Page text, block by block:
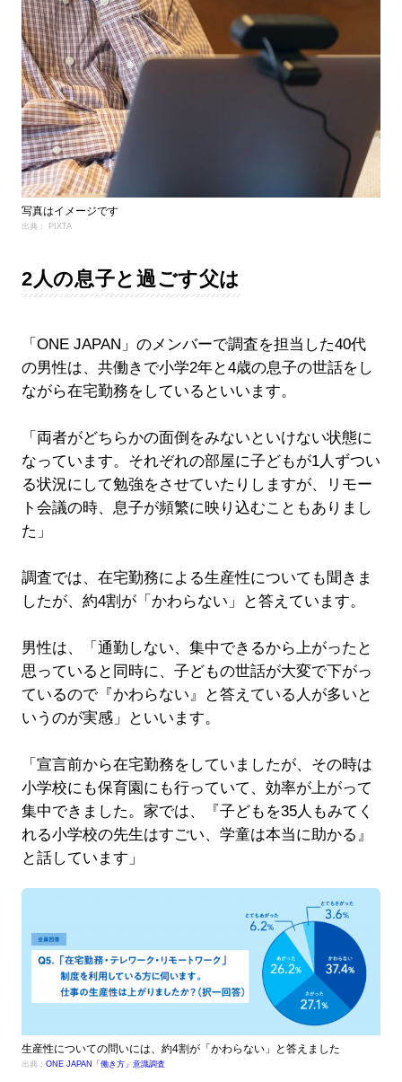
写真はイメージです
出典： PIXTA
2人の息子と過ごす父は
「ONE JAPAN」のメンバーで調査を担当した40代
の男性は、共働きで小学2年と4歳の息子の世話をし
ながら在宅勤務をしているといいます。
「両者がどちらかの面倒をみないといけない状態に
なっています。それぞれの部屋に子どもが1人ずつい
る状況にして勉強をさせていたりしますが、リモー
ト会議の時、息子が頻繁に映り込むこともありまし
た」
調査では、在宅勤務による生産性についても聞きま
したが、約4割が「かわらない」と答えています。
男性は、「通勤しない、集中できるから上がったと
思っていると同時に、子どもの世話が大変で下がっ
ているので『かわらない』と答えている人が多いと
いうのが実感」といいます。
「宣言前から在宅勤務をしていましたが、その時は
小学校にも保育園にも行っていて、効率が上がって
集中できました。家では、『子どもを35人もみてく
れる小学校の先生はすごい、学童は本当に助かる』
と話しています」
生産性についての問いには、約4割が「かわらない」と答えました
出典： ONE JAPAN「働き方」意識調査